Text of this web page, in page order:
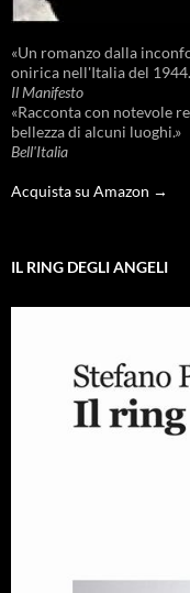
«Un romanzo dalla
onirica nell'Italia del
Il Manifesto
«Racconta con notevole
bellezza di alcuni luoghi.»
Bell'Italia
Acquista su Amazon →
IL RING DEGLI ANGELI